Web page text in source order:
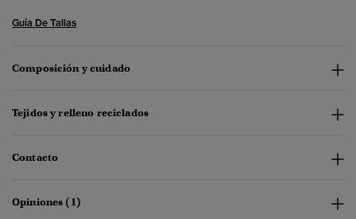
Guía De Tallas
Composición y cuidado
Tejidos y relleno reciclados
Contacto
Opiniones (1)